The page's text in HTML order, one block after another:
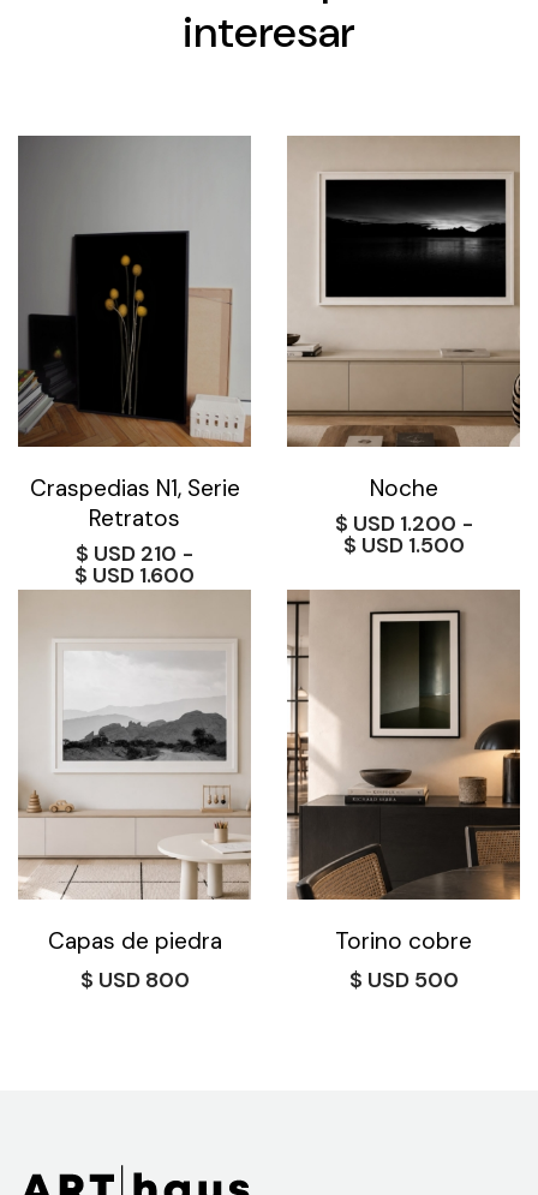
interesar
Craspedias N1, Serie
Retratos
$ 210 -
$ 1.600
de
desde
$ 1.600
Noche
$ 1.200 -
$ 1.500Rango
desde
Capas de piedra
$ 800
Torino cobre
$ 500